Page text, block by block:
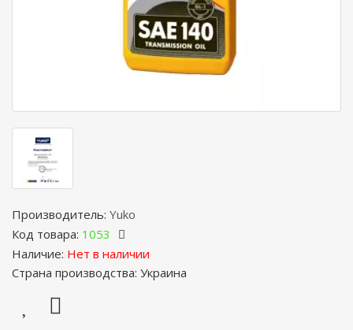
Производитель: Yuko
Код товара: 1053
Наличие: Нет в наличии
Страна производства: Украина